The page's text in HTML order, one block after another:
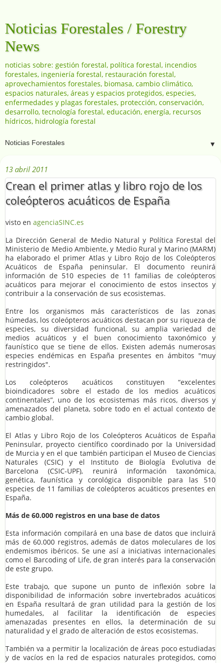
Noticias Forestales / Forestry
News
noticias sobre: gestión forestal, política forestal, incendios
forestales, ingeniería forestal, restauración forestal,
aprovechamientos forestales, biomasa, cambio climático,
espacios naturales, áreas y espacios protegidos, especies,
enfermedades y plagas forestales, protección, conservación,
desarrollo, tecnología forestal, educación, energía, recursos
hídricos, hidrología forestal
▼
13 abril 2011
Crean el primer atlas y libro rojo de los
coleópteros acuáticos de España
visto en agenciaSINC.es
La Dirección General de Medio Natural y Política Forestal del
Ministerio de Medio Ambiente, y Medio Rural y Marino (MARM)
ha elaborado el primer Atlas y Libro Rojo de los Coleópteros
Acuáticos de España peninsular. El documento reunirá
información de 510 especies de 11 familias de coleópteros
acuáticos para mejorar el conocimiento de estos insectos y
contribuir a la conservación de sus ecosistemas.
Entre los organismos más característicos de las zonas
húmedas, los coleópteros acuáticos destacan por su riqueza de
especies, su diversidad funcional, su amplia variedad de
medios acuáticos y el buen conocimiento taxonómico y
faunístico que se tiene de ellos. Existen además numerosas
especies endémicas en España presentes en ámbitos "muy
restringidos".
Los coleópteros acuáticos constituyen “excelentes
bioindicadores sobre el estado de los medios acuáticos
continentales”, uno de los ecosistemas más ricos, diversos y
amenazados del planeta, sobre todo en el actual contexto de
cambio global.
El Atlas y Libro Rojo de los Coleópteros Acuáticos de España
Peninsular, proyecto científico coordinado por la Universidad
de Murcia y en el que también participan el Museo de Ciencias
Naturales (CSIC) y el Instituto de Biología Evolutiva de
Barcelona (CSIC-UPF), reunirá información taxonómica,
genética, faunística y corológica disponible para las 510
especies de 11 familias de coleópteros acuáticos presentes en
España.
Más de 60.000 registros en una base de datos
Esta información compilará en una base de datos que incluirá
más de 60.000 registros, además de datos moleculares de los
endemismos ibéricos. Se une así a iniciativas internacionales
como el Barcoding of Life, de gran interés para la conservación
de este grupo.
Este trabajo, que supone un punto de inflexión sobre la
disponibilidad de información sobre invertebrados acuáticos
en España resultará de gran utilidad para la gestión de los
humedales, al facilitar la identificación de especies
amenazadas presentes en ellos, la determinación de su
naturalidad y el grado de alteración de estos ecosistemas.
También va a permitir la localización de áreas poco estudiadas
y de vacíos en la red de espacios naturales protegidos, como